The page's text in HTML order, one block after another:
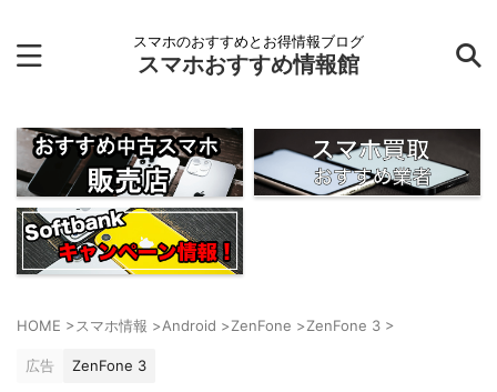
スマホのおすすめとお得情報ブログ
スマホおすすめ情報館
HOME >スマホ情報 >Android >ZenFone >ZenFone 3 >
広告 ZenFone 3